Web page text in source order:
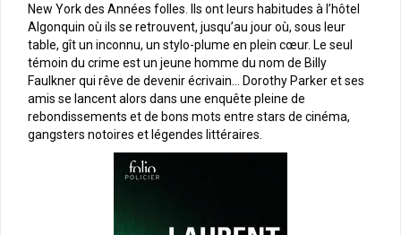
New York des Années folles. Ils ont leurs habitudes à l’hôtel
Algonquin où ils se retrouvent, jusqu’au jour où, sous leur
table, gît un inconnu, un stylo-plume en plein cœur. Le seul
témoin du crime est un jeune homme du nom de Billy
Faulkner qui rêve de devenir écrivain… Dorothy Parker et ses
amis se lancent alors dans une enquête pleine de
rebondissements et de bons mots entre stars de cinéma,
gangsters notoires et légendes littéraires.